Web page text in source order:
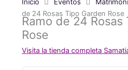
de 24 Rosas Tipo Garden Rose
Ramo de 24 Rosas
Rose
Visita la tienda completa